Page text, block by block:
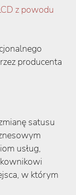
z powodu
producenta
satusu
usług,
w którym